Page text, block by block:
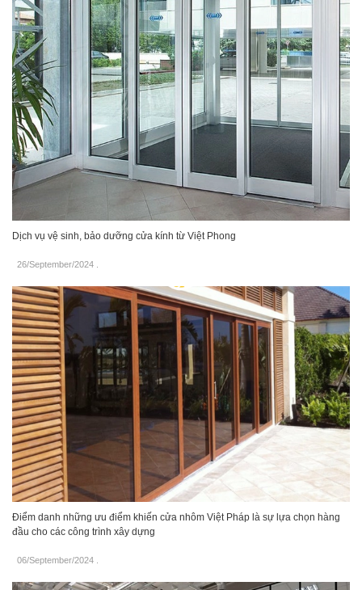
Dịch vụ vệ sinh, bảo dưỡng cửa kính từ Việt Phong
26/September/2024 .
Điểm danh những ưu điểm khiến cửa nhôm Việt Pháp là sự lựa chọn hàng
đầu cho các công trình xây dựng
06/September/2024